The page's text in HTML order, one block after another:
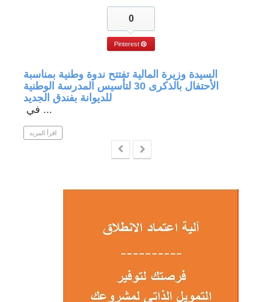
0
Pinterest
السيدة وزيرة المالية تفتتح ندوة وطنية بمناسبة
الأحتفال بالذكرى 30 لتأسيس المدرسة الوطنية
للديوانة بفندق الجديد
في ...
اقرأ المزيد